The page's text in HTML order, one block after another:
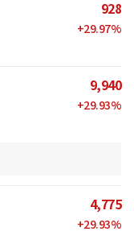
928
+29.97%
9,940
+29.93%
4,775
+29.93%